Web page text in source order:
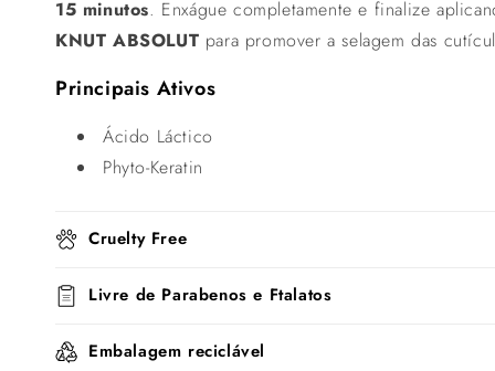
15 minutos. Enxágue completamente e finalize
KNUT ABSOLUT para promover a selagem das
Principais Ativos
Ácido Láctico
Phyto-Keratin
Cruelty Free
Livre de Parabenos e Ftalatos
Embalagem reciclável